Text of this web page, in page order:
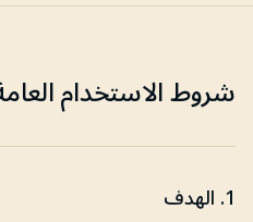
شروط الاستخدام
1. الهدف